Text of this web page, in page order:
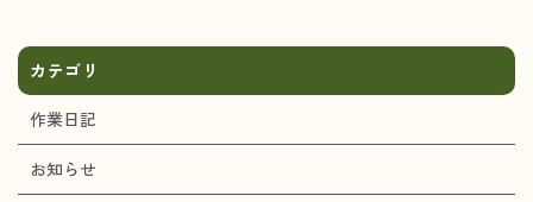
カテゴリ
作業日記
お知らせ